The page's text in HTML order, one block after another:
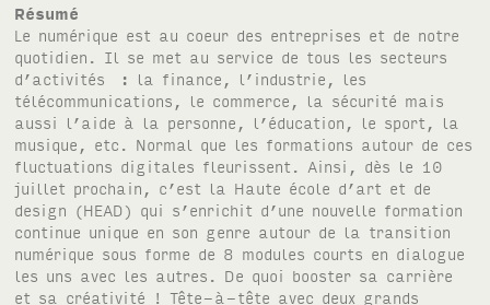
Résumé
Le numérique est au coeur des entreprises et de notre
quotidien. Il se met au service de tous les secteurs
d’activités : la finance, l’industrie, les
télécommunications, le commerce, la sécurité mais
aussi l’aide à la personne, l’éducation, le sport, la
musique, etc. Normal que les formations autour de ces
fluctuations digitales fleurissent. Ainsi, dès le 10
juillet prochain, c’est la Haute école d’art et de
design (HEAD) qui s’enrichit d’une nouvelle formation
continue unique en son genre autour de la transition
numérique sous forme de 8 modules courts en dialogue
les uns avec les autres. De quoi booster sa carrière
et sa créativité ! Tête-à-tête avec deux grands